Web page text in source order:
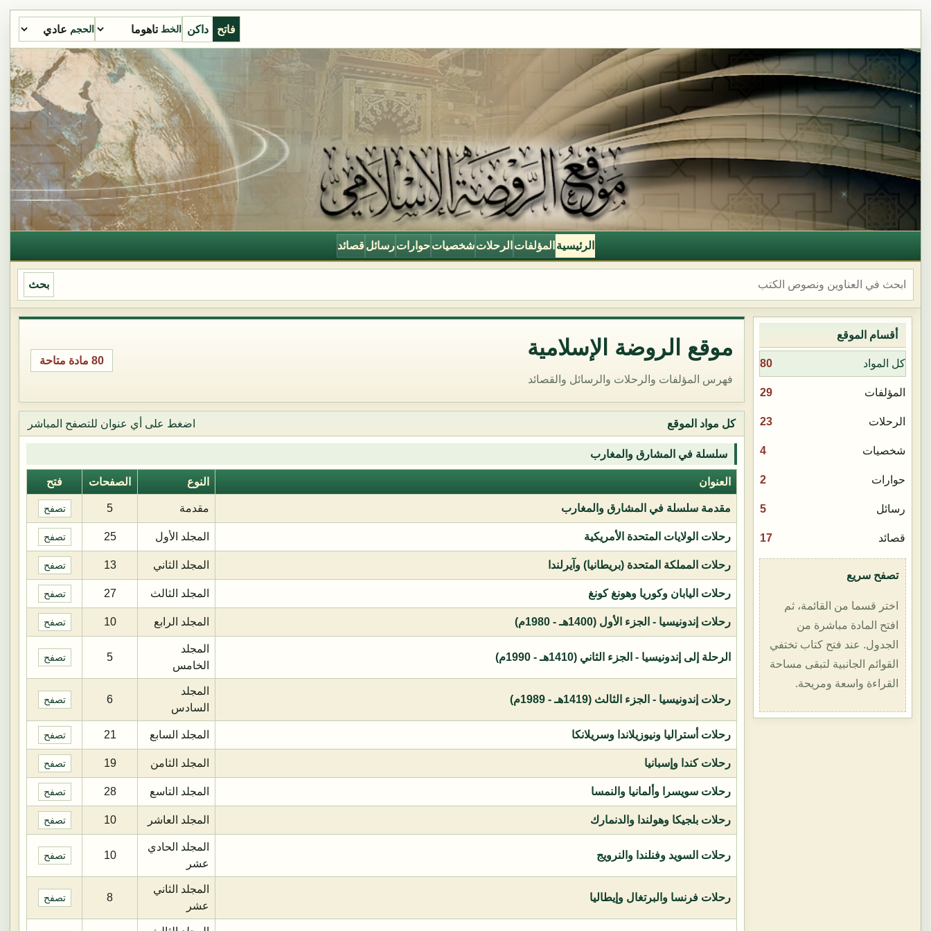
فاتح داكن الخط الحجم
الرئيسية المؤلفات الرحلات شخصيات حوارات رسائل قصائد
بحث
أقسام الموقع
كل المواد 80
المؤلفات 29
الرحلات 23
شخصيات 4
حوارات 2
رسائل 5
قصائد 17
تصفح سريع
اختر قسما من القائمة، ثم
افتح المادة مباشرة من
الجدول. عند فتح كتاب تختفي
القوائم الجانبية لتبقى مساحة
القراءة واسعة ومريحة.
موقع الروضة الإسلامية
فهرس المؤلفات والرحلات والرسائل والقصائد
80 مادة متاحة
كل مواد الموقع اضغط على أي عنوان للتصفح المباشر
سلسلة في المشارق والمغارب
العنوان النوع الصفحات فتح
مقدمة سلسلة في المشارق والمغارب مقدمة 5 تصفح
رحلات الولايات المتحدة الأمريكية المجلد الأول 25 تصفح
رحلات المملكة المتحدة (بريطانيا) وآيرلندا المجلد الثاني 13 تصفح
رحلات اليابان وكوريا وهونغ كونغ المجلد الثالث 27 تصفح
رحلات إندونيسيا - الجزء الأول (1400هـ - 1980م) المجلد الرابع 10 تصفح
الرحلة إلى إندونيسيا - الجزء الثاني (1410هـ - 1990م)
المجلد
الخامس
5 تصفح
رحلات إندونيسيا - الجزء الثالث (1419هـ - 1989م)
المجلد
السادس
6 تصفح
رحلات أستراليا ونيوزيلاندا وسريلانكا المجلد السابع 21 تصفح
رحلات كندا وإسبانيا المجلد الثامن 19 تصفح
رحلات سويسرا وألمانيا والنمسا المجلد التاسع 28 تصفح
رحلات بلجيكا وهولندا والدنمارك المجلد العاشر 10 تصفح
رحلات السويد وفنلندا والنرويج
المجلد الحادي
عشر
10 تصفح
رحلات فرنسا والبرتغال وإيطاليا
المجلد الثاني
عشر
8 تصفح